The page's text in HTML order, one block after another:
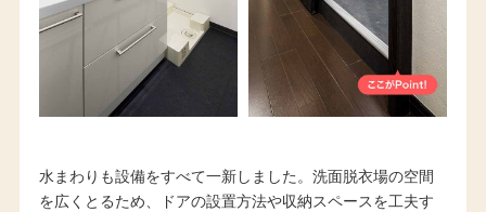
水まわりも設備をすべて一新しました。洗面脱衣場の空間
を広くとるため、ドアの設置方法や収納スペースを工夫す